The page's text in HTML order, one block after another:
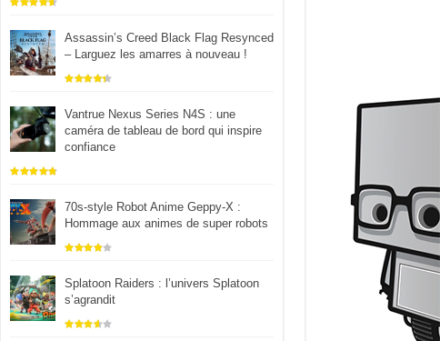
Assassin’s Creed Black Flag Resynced
– Larguez les amarres à nouveau !
Vantrue Nexus Series N4S : une
caméra de tableau de bord qui inspire
confiance
70s-style Robot Anime Geppy-X :
Hommage aux animes de super robots
Splatoon Raiders : l’univers Splatoon
s’agrandit